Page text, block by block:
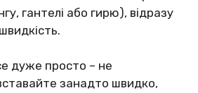
гантелі або гирю), відразу
дуже просто – не
занадто швидко,